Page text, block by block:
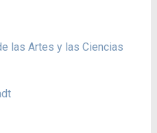
las Artes y las Ciencias